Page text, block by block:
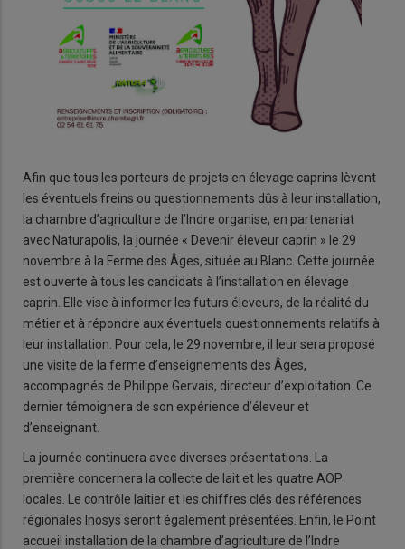
Afin que tous les porteurs de projets en élevage caprins lèvent
les éventuels freins ou questionnements dûs à leur installation,
la chambre d’agriculture de l’Indre organise, en partenariat
avec Naturapolis, la journée « Devenir éleveur caprin » le 29
novembre à la Ferme des Âges, située au Blanc. Cette journée
est ouverte à tous les candidats à l’installation en élevage
caprin. Elle vise à informer les futurs éleveurs, de la réalité du
métier et à répondre aux éventuels questionnements relatifs à
leur installation. Pour cela, le 29 novembre, il leur sera proposé
une visite de la ferme d’enseignements des Âges,
accompagnés de Philippe Gervais, directeur d’exploitation. Ce
dernier témoignera de son expérience d’éleveur et
d’enseignant.
La journée continuera avec diverses présentations. La
première concernera la collecte de lait et les quatre AOP
locales. Le contrôle laitier et les chiffres clés des références
régionales Inosys seront également présentées. Enfin, le Point
accueil installation de la chambre d’agriculture de l’Indre